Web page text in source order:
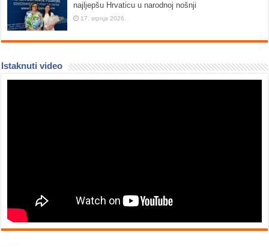
najljepšu Hrvaticu u narodnoj nošnji
17. srpnja 2026.
Istaknuti video